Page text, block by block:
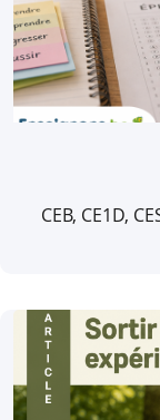
CEB, CE1D,